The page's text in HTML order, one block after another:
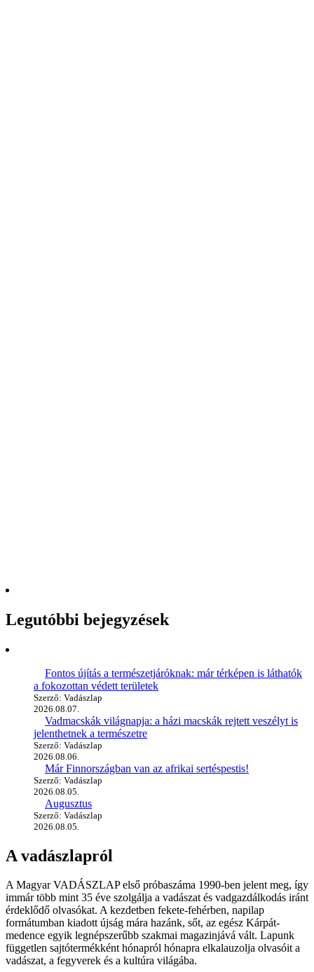
Legutóbbi bejegyzések
Fontos újítás a természetjáróknak: már térképen is láthatók
a fokozottan védett területek
Szerző: Vadászlap
2026.08.07.
Vadmacskák világnapja: a házi macskák rejtett veszélyt is
jelenthetnek a természetre
Szerző: Vadászlap
2026.08.06.
Már Finnországban van az afrikai sertéspestis!
Szerző: Vadászlap
2026.08.05.
Augusztus
Szerző: Vadászlap
2026.08.05.
A vadászlapról
A Magyar VADÁSZLAP első próbaszáma 1990-ben jelent meg, így
immár több mint 35 éve szolgálja a vadászat és vadgazdálkodás iránt
érdeklődő olvasókat. A kezdetben fekete-fehérben, napilap
formátumban kiadott újság mára hazánk, sőt, az egész Kárpát-
medence egyik legnépszerűbb szakmai magazinjává vált. Lapunk
független sajtótermékként hónapról hónapra elkalauzolja olvasóit a
vadászat, a fegyverek és a kultúra világába.